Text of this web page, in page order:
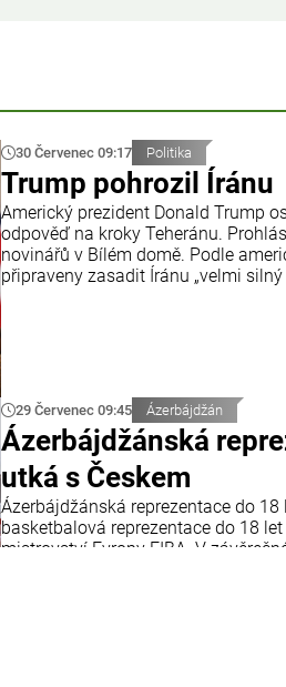
30 Červenec 09:17 Politika
Trump pohrozil Íránu
Americký prezident Donald Trump
odpověď na kroky Teheránu.
novinářů v Bílém domě. Podle
připraveny zasadit Íránu „velmi silný
29 Červenec 09:45 Ázerbájdžán
Ázerbájdžánská
utká s Českem
Ázerbájdžánská reprezentace do
basketbalová reprezentace do 18
mistrovství Evropy FIBA. V